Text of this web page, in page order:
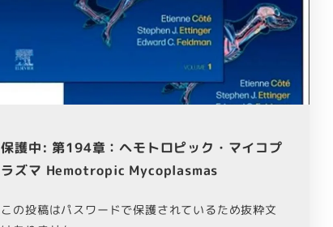
保護中: 第194章：ヘモトロピック・マイコプ
ラズマ Hemotropic Mycoplasmas
この投稿はパスワードで保護されているため抜粋文